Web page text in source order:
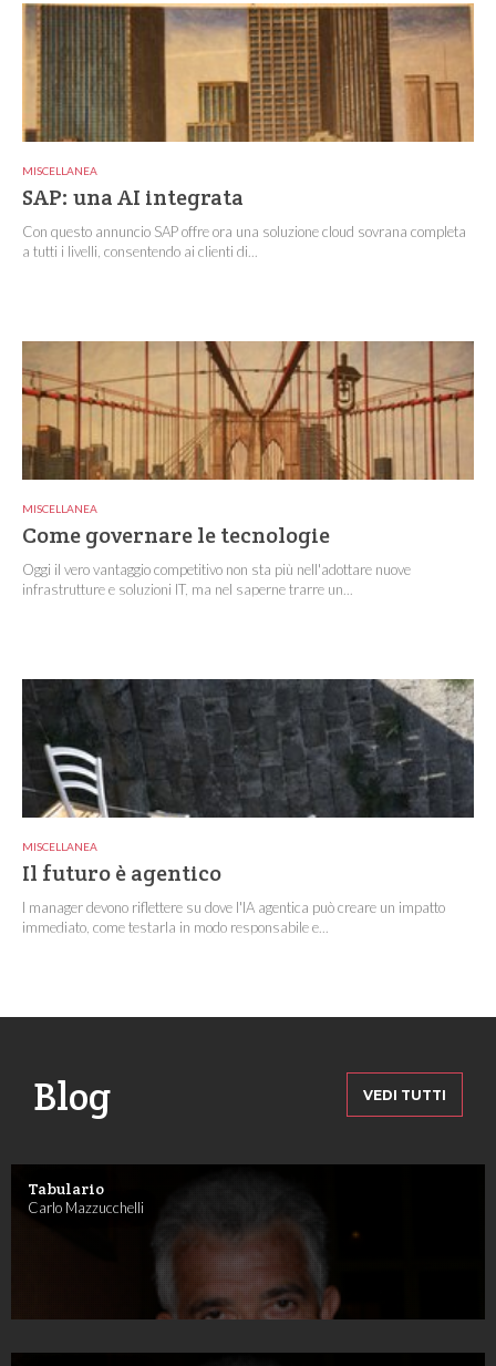
MISCELLANEA
SAP: una AI integrata
Con questo annuncio SAP offre ora una soluzione cloud sovrana completa
a tutti i livelli, consentendo ai clienti di...
MISCELLANEA
Come governare le tecnologie
Oggi il vero vantaggio competitivo non sta più nell'adottare nuove
infrastrutture e soluzioni IT, ma nel saperne trarre un...
MISCELLANEA
Il futuro è agentico
I manager devono riflettere su dove l'IA agentica può creare un impatto
immediato, come testarla in modo responsabile e...
Blog VEDI TUTTI
Tabulario
Carlo Mazzucchelli